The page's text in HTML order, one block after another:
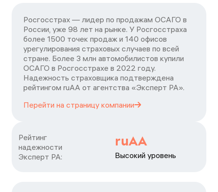
Росгосстрах — лидер по продажам ОСАГО в
России, уже 98 лет на рынке. У Росгосстраха
более 1500 точек продаж и 140 офисов
урегулирования страховых случаев по всей
стране. Более 3 млн автомобилистов купили
ОСАГО в Росгосстрахе в 2022 году.
Надежность страховщика подтверждена
рейтингом ruАА от агентства «Эксперт РА».
Перейти на страницу компании
Рейтинг
надежности
Эксперт РА:
ruAA
Высокий уровень